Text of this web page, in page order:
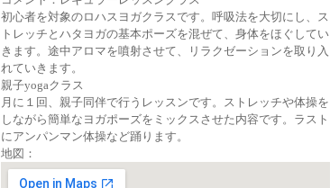
初心者を対象のロハスヨガクラスです。呼吸法を大切にし、ス
トレッチとハタヨガの基本ポーズを混ぜて、身体をほぐしてい
きます。途中アロマを噴射させて、リラクゼーションを取り入
れていきます。
親子yogaクラス
月に１回、親子同伴で行うレッスンです。ストレッチや体操を
しながら簡単なヨガポーズをミックスさせた内容です。ラスト
にアンパンマン体操など踊ります。
地図：